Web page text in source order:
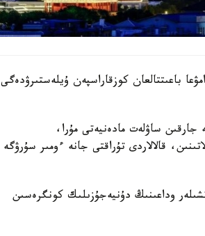
باعىتتالعان كوزقاراسپەن ۇيلەستىرۋدەگى
ساۋلەت مادەنيەتى مۇرا،
قالالاردى تۇراقتى جانە ءومىر سۇرۋگە
وداعىنىڭ دۇنيەجۇزىلىك كونگرەسىن